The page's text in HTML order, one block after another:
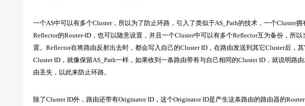
一个AS中可以有多个Cluster，所以为了防止环路，引入了类似于AS_Path的技术，一个Cluster
Reflector的Router-ID，也可以随意设置，并且一个Cluster中可以有多个Reflector互为备份，所
置。Reflector在将路由反射出去时，都会写入自己的Cluster ID，在路由发送到其它Cluster后，
Cluster ID，就像保留AS_Path一样，如果收到一条路由带有与自己相同的Cluster ID，就说明路
由丢失，以此来防止环路。
除了Cluster ID外，路由还带有Originator ID，这个Originator ID是产生这条路由的路由器的